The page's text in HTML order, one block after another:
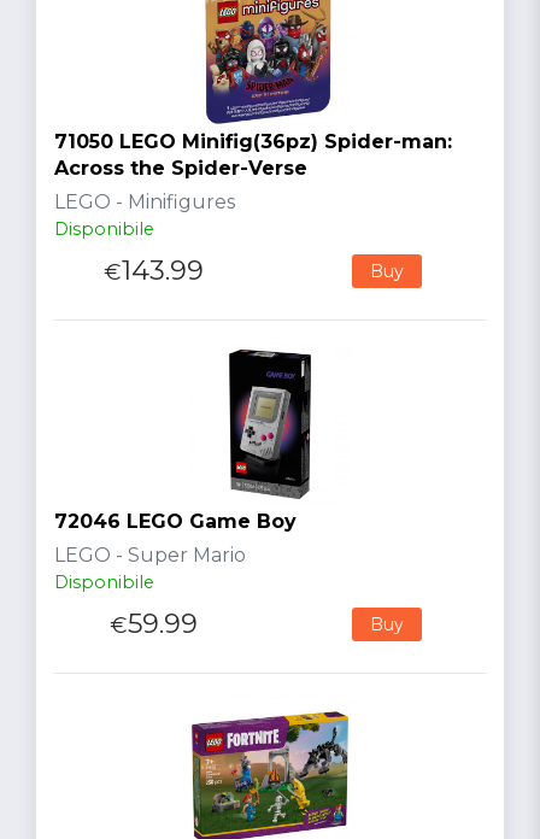
71050 LEGO Minifig(36pz) Spider-man:
Across the Spider-Verse
LEGO - Minifigures
Disponibile
€143.99 Buy
72046 LEGO Game Boy
LEGO - Super Mario
Disponibile
€59.99 Buy